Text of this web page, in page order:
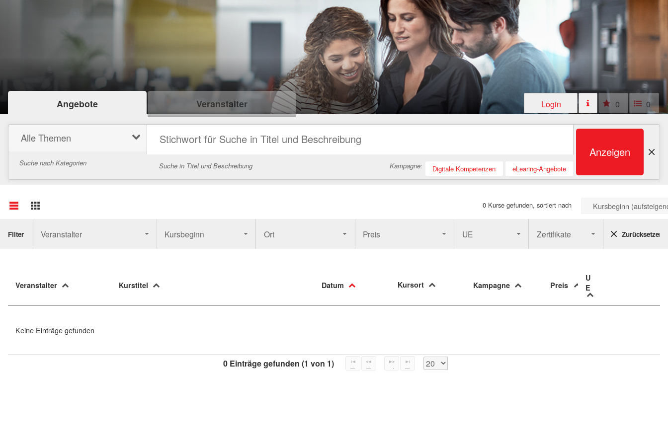
Login 0 0
Angebote Veranstalter
Alle Themen
Suche nach Kategorien Suche in Titel und Beschreibung Kampagne: Digitale Kompetenzen eLearing-Angebote
Anzeigen
0 Kurse gefunden, sortiert nach Kursbeginn
Filter Veranstalter Kursbeginn Ort Preis UE Zertifikate Zurücksetzen
Veranstalter Kurstitel Datum Kursort Kampagne Preis
U
E
Keine Einträge gefunden
0 Einträge gefunden (1 von 1)